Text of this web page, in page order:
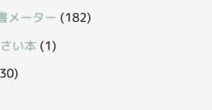
メーター (182)
い本 (1)